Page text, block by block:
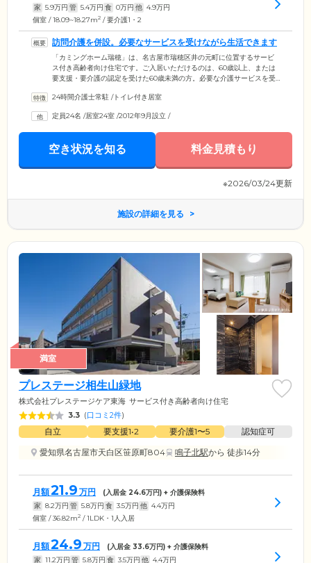
家 5.9万円 管 5.4万円 食 0万円 他 4.9万円
個室 / 18.09~18.27m2 / 要介護1・2
訪問介護を併設。必要なサービスを受けながら生活できます
「カミングホーム瑞穂」は、名古屋市瑞穂区井の元町に位置するサービ
ス付き高齢者向け住宅です。ご入居いただけるのは、60歳以上、または
要支援・要介護の認定を受けた60歳未満の方。必要な介護サービスを受
事業所を併設、介護を必要とするご入居者様にご案内しています。訪問
た生活動作をサポート。ご入居者様に、「自分らしく」快適な生活を送
っていただけるよう、真摯に向き合い支援いたします。
24時間介護士常駐 /トイレ付き居室
定員24名 /居室24室 /2012年9月設立 /
空き状況を知る 料金見積もり
※2026/03/24更新
施設の詳細を見る
満室
プレステージ相生山緑地
株式会社プレステージケア東海 サービス付き高齢者向け住宅
3.3 (口コミ2件)
自立 要支援1•2 要介護1〜5
認知症可
愛知県名古屋市天白区笹原町804
鳴子北駅から 徒歩14分
月額21.9 万円 (入居金 24.6万円) + 介護保険料
家 8.2万円 管 5.8万円 食 3.5万円 他 4.4万円
個室 / 36.82m2 / 1LDK・1人入居
月額24.9 万円 (入居金 33.6万円) + 介護保険料
家 11.2万円 管 5.8万円 食 3.5万円 他 4.4万円